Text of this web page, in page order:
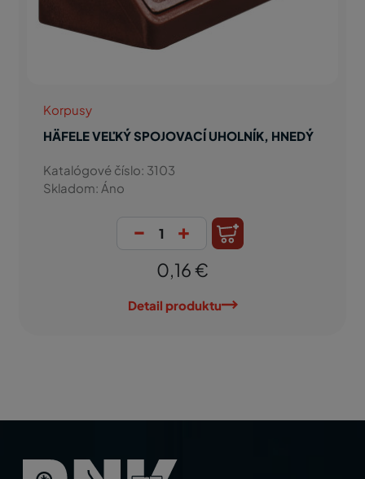
Korpusy
HÄFELE VEĽKÝ SPOJOVACÍ UHOLNÍK, HNEDÝ
Katalógové číslo: 3103
Skladom: Áno
- +
0,16 €
Detail produktu